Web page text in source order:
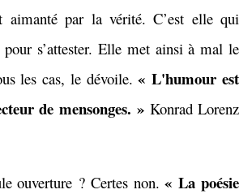
aimanté par la vérité. C’est elle qui
pour s’attester. Elle met ainsi à mal le
les cas, le dévoile. « L'humour est
de mensonges. » Konrad Lorenz
ouverture ? Certes non. « La poésie